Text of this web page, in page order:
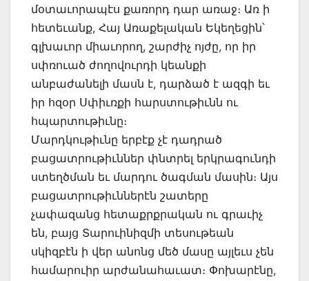
մօտաւորապէս քառորդ դար առաջ։ Առ ի
հետեւանք, Հայ Առաքելական Եկեղեցին՝
գլխաւոր միաւորող, շարժիչ ոյժը, որ իր
սփռուած ժողովուրդի կեանքի
անբաժանելի մասն է, դարձած է ազգի եւ
իր հզօր Սփիւռքի հարստութիւնն ու
հպարտութիւնը։
Մարդկութիւնը երբէք չէ դադրած
բացատրութիւններ փնտրել երկրագունդի
ստեղծման եւ մարդու ծագման մասին։ Այս
բացատրութիւններէն շատերը
չափազանց հետաքրքրական ու գրաւիչ
են, բայց Տարուինիզմի տեսութեան
սկիզբէն ի վեր անոնց մեծ մասը այլեւս չեն
համարուիր արժանահաւատ։ Փոխարէնը,